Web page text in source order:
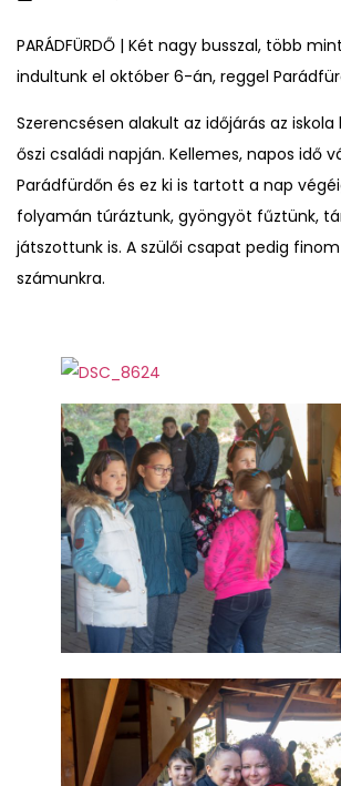
PARÁDFÜRDŐ | Két nagy busszal, több
indultunk el október 6-án, reggel
Szerencsésen alakult az időjárás az
őszi családi napján. Kellemes, napos idő
Parádfürdőn és ez ki is tartott a nap
folyamán túráztunk, gyöngyöt fűztünk,
játszottunk is. A szülői csapat pedig
számunkra.